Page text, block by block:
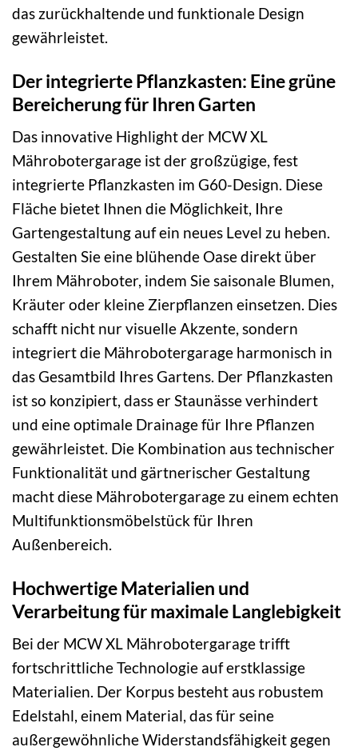
das zurückhaltende und funktionale Design
gewährleistet.
Der integrierte Pflanzkasten: Eine grüne
Bereicherung für Ihren Garten
Das innovative Highlight der MCW XL
Mährobotergarage ist der großzügige, fest
integrierte Pflanzkasten im G60-Design. Diese
Fläche bietet Ihnen die Möglichkeit, Ihre
Gartengestaltung auf ein neues Level zu heben.
Gestalten Sie eine blühende Oase direkt über
Ihrem Mähroboter, indem Sie saisonale Blumen,
Kräuter oder kleine Zierpflanzen einsetzen. Dies
schafft nicht nur visuelle Akzente, sondern
integriert die Mährobotergarage harmonisch in
das Gesamtbild Ihres Gartens. Der Pflanzkasten
ist so konzipiert, dass er Staunässe verhindert
und eine optimale Drainage für Ihre Pflanzen
gewährleistet. Die Kombination aus technischer
Funktionalität und gärtnerischer Gestaltung
macht diese Mährobotergarage zu einem echten
Multifunktionsmöbelstück für Ihren
Außenbereich.
Hochwertige Materialien und
Verarbeitung für maximale Langlebigkeit
Bei der MCW XL Mährobotergarage trifft
fortschrittliche Technologie auf erstklassige
Materialien. Der Korpus besteht aus robustem
Edelstahl, einem Material, das für seine
außergewöhnliche Widerstandsfähigkeit gegen